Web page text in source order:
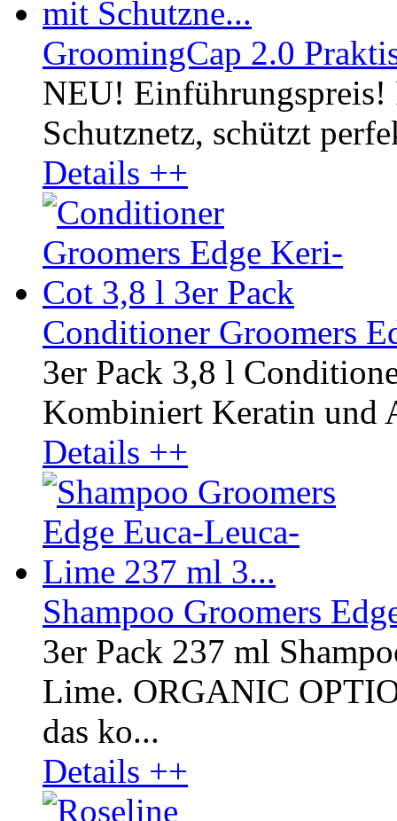
GroomingCap 2.0
NEU! Einführungspreis!
Schutznetz, schützt
Details ++
Conditioner Groomers
3er Pack 3,8 l
Kombiniert Keratin und
Details ++
Shampoo Groomers
3er Pack 237 ml
Lime. ORGANIC
das ko...
Details ++